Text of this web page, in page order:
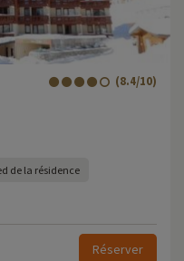
(8.4/10)
de la résidence
Réserver